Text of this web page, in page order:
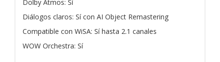
Dolby Atmos: Sí
Diálogos claros: Sí con AI Object Remastering
Compatible con WiSA: Sí hasta 2.1 canales
WOW Orchestra: Sí